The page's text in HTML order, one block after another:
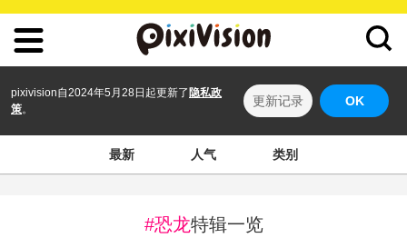
pixivision自2024年5月28日起更新了 隐私政
策。
更新记录 OK
最新 人气 类别
#恐龙特辑一览